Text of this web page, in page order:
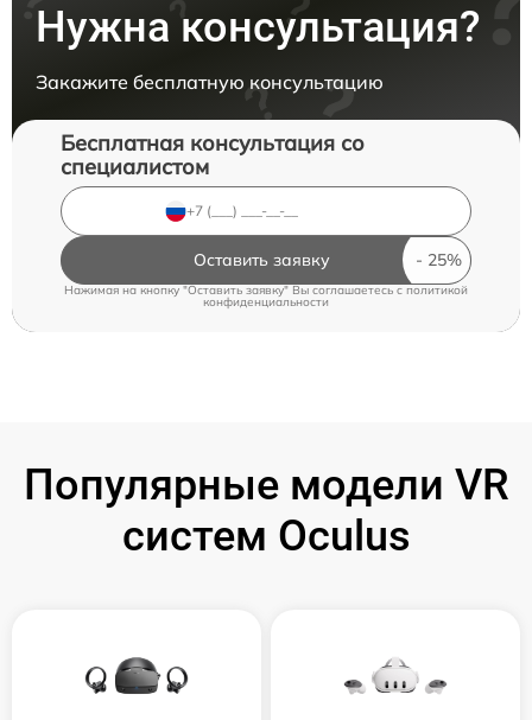
Нужна консультация?
Закажите бесплатную консультацию
Бесплатная консультация со
специалистом
Оставить заявку
Нажимая на кнопку "Оставить заявку" Вы соглашаетесь cполитикой
конфиденциальности
Популярные модели VR
систем Oculus